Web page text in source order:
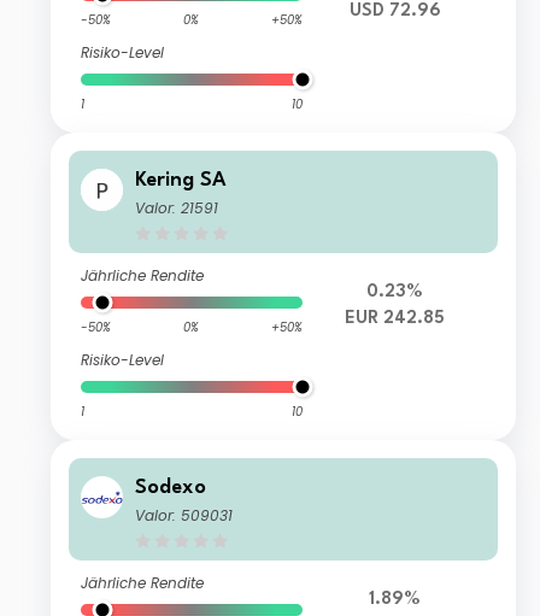
-50% 0% +50%
Risiko-Level
1 10
USD 72.96
Kering SA
Valor: 21591
Jährliche Rendite
-50% 0% +50%
Risiko-Level
1 10
0.23%
EUR 242.85
Sodexo
Valor: 509031
Jährliche Rendite
1.89%